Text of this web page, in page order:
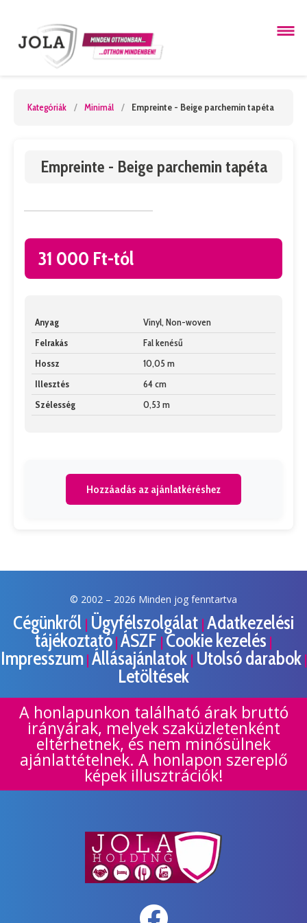
Kategóriák / Minimál / Empreinte - Beige parchemin tapéta
Empreinte - Beige parchemin tapéta
31 000 Ft-tól
Anyag
Vinyl, Non-woven
Felrakás
Fal kenésű
Hossz
10,05 m
Illesztés
64 cm
Szélesség
0,53 m
Hozzáadás az ajánlatkéréshez
© 2002 – 2026 Minden jog fenntartva
Cégünkről | Ügyfélszolgálat | Adatkezelési
tájékoztató | ÁSZF | Cookie kezelés |
Impresszum| Állásajánlatok | Utolsó darabok|
Letöltések
A honlapunkon található árak bruttó
irányárak, melyek szaküzletenként
eltérhetnek, és nem minősülnek
ajánlattételnek. A honlapon szereplő
képek illusztrációk!